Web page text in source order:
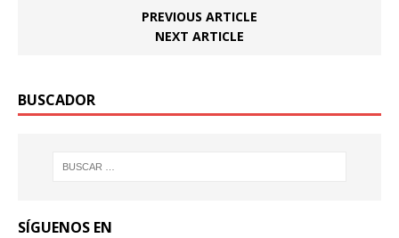
PREVIOUS ARTICLE
NEXT ARTICLE
BUSCADOR
SÍGUENOS EN